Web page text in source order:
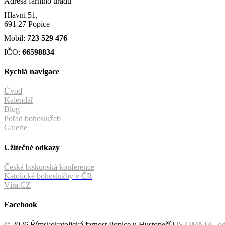
Hlavní 51,
691 27 Popice
Mobil: 723 529 476
IČO: 66598834
Rychlá navigace
Úvod
Kalendář
Blog
Pořad bohoslužeb
Galerie
Užitečné odkazy
Česká biskupská konference
Katolické bohoslužby v ČR
Víra.CZ
Facebook